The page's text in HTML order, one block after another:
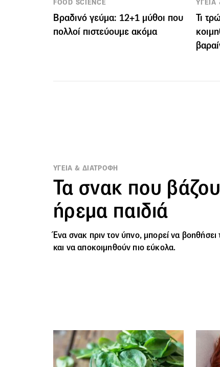
FOOD SCIENCE
Βραδινό γεύμα: 12+1 μύθοι που
πολλοί πιστεύουμε ακόμα
Τι
ΥΓΕΙΑ & ΔΙΑΤΡΟΦΗ
Τα σνακ που
ήρεμα παιδιά
Ένα σνακ πριν τον ύπνο, μπορεί να
και να αποκοιμηθούν πιο εύκολα.